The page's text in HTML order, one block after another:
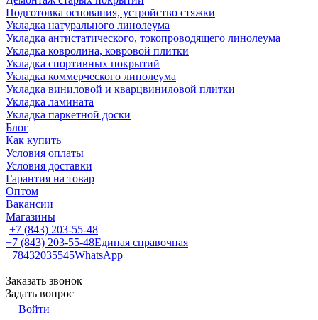
Подготовка основания, устройство стяжки
Укладка натурального линолеума
Укладка антистатического, токопроводящего линолеума
Укладка ковролина, ковровой плитки
Укладка спортивных покрытий
Укладка коммерческого линолеума
Укладка виниловой и кварцвиниловой плитки
Укладка ламината
Укладка паркетной доски
Блог
Как купить
Условия оплаты
Условия доставки
Гарантия на товар
Оптом
Вакансии
Магазины
+7 (843) 203-55-48
+7 (843) 203-55-48Единая справочная
+78432035545WhatsApp
Заказать звонок
Задать вопрос
Войти